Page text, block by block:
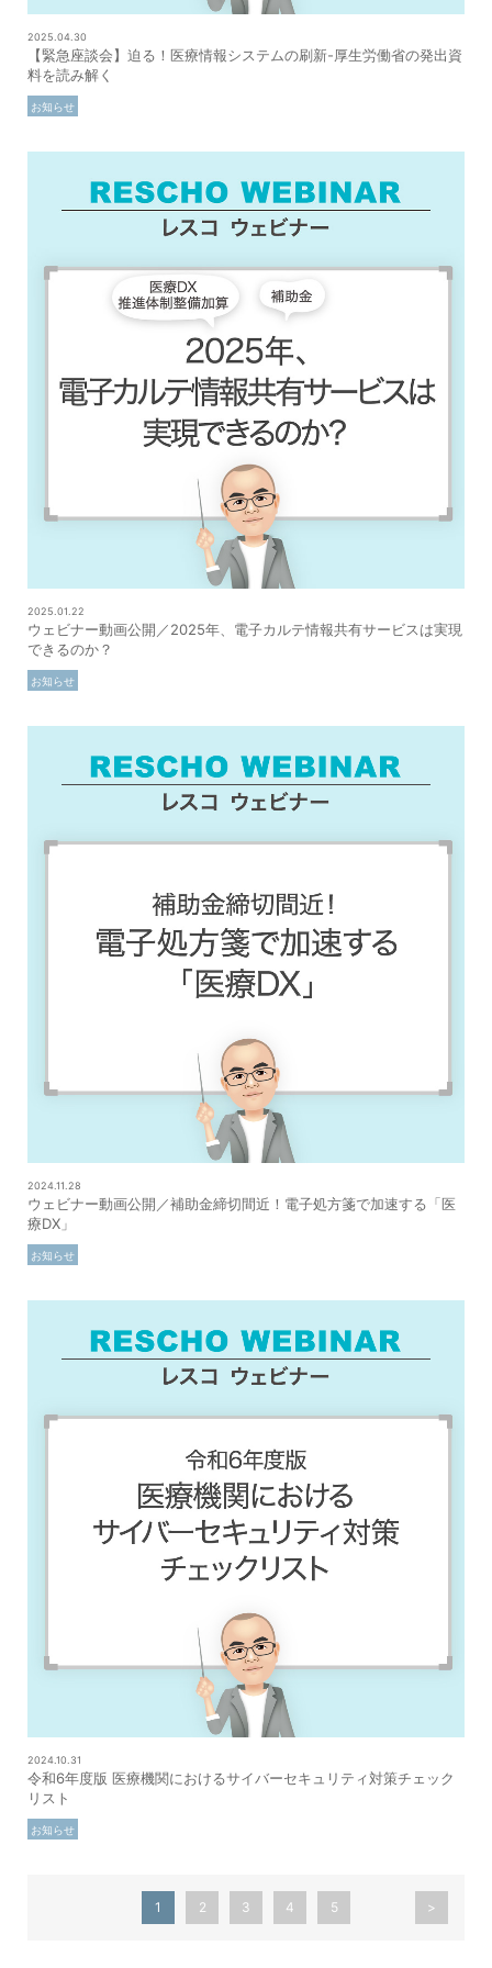
2025.04.30
【緊急座談会】迫る！医療情報システムの刷新-厚生労働省の発出資
料を読み解く
お知らせ
2025.01.22
ウェビナー動画公開／2025年、電子カルテ情報共有サービスは実現
できるのか？
お知らせ
2024.11.28
ウェビナー動画公開／補助金締切間近！電子処方箋で加速する「医
療DX」
お知らせ
2024.10.31
令和6年度版 医療機関におけるサイバーセキュリティ対策チェック
リスト
お知らせ
1 2 3 4 5 >